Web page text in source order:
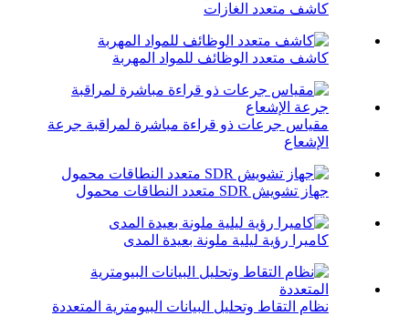
كاشف متعدد الغازات
كاشف متعدد الوظائف للمواد المهربة
مقياس جرعات ذو قراءة مباشرة لمراقبة جرعة
الإشعاع
جهاز تشويش SDR متعدد النطاقات محمول
كاميرا رؤية ليلية ملونة بعيدة المدى
نظام التقاط وتحليل البيانات البيومترية المتعددة